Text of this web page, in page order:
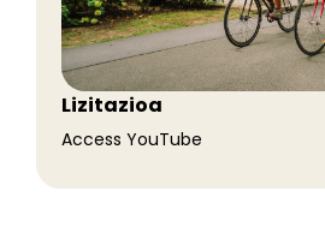
Lizitazioa
Access YouTube